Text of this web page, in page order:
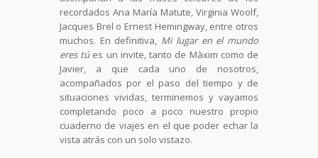
recordados Ana María Matute, Virginia Woolf,
Jacques Brel o Ernest Hemingway, entre otros
muchos. En definitiva, Mi lugar en el mundo
eres túes un invite, tanto de Màxim como de
Javier, a que cada uno de nosotros,
acompañados por el paso del tiempo y de
situaciones vividas, terminemos y vayamos
completando poco a poco nuestro propio
cuaderno de viajes en el que poder echar la
vista atrás con un solo vistazo.